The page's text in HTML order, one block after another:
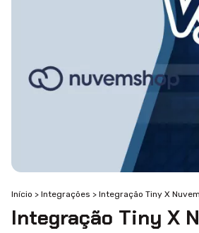
Início > Integrações > Integração Tiny X
Integração Tiny X